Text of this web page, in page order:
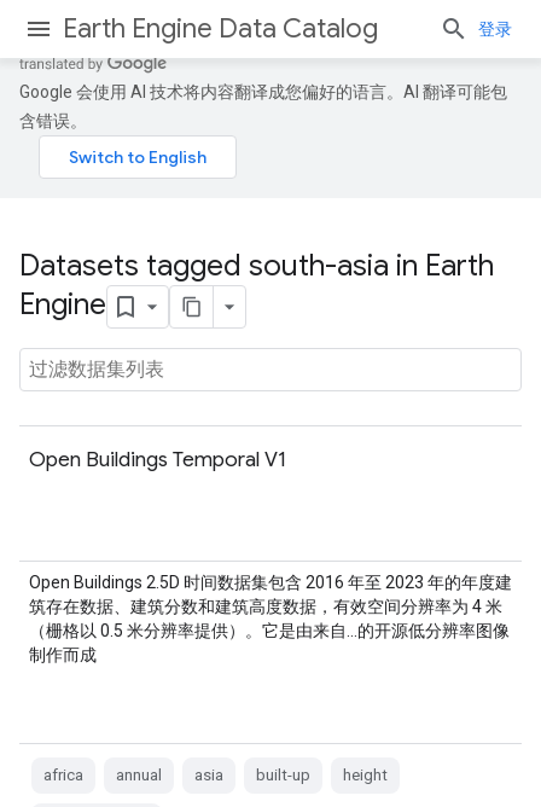
Earth Engine Data Catalog 登录
Google 会使用 AI 技术将内容翻译成您偏好的语言。AI 翻译可能包
含错误。
Datasets tagged south-asia in Earth
Engine
Open Buildings Temporal V1
Open Buildings 2.5D 时间数据集包含 2016 年至 2023 年的年度建
筑存在数据、建筑分数和建筑高度数据，有效空间分辨率为 4 米
（栅格以 0.5 米分辨率提供）。它是由来自…的开源低分辨率图像
制作而成
africa annual asia built-up height